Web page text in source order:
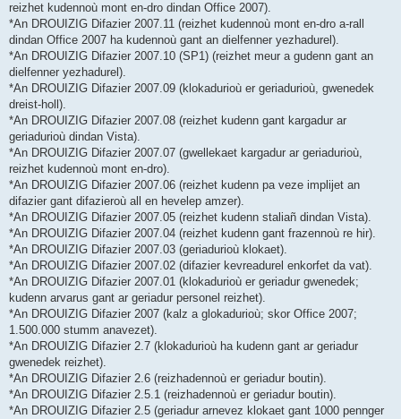
reizhet kudennoù mont en-dro dindan Office 2007).
*An DROUIZIG Difazier 2007.11 (reizhet kudennoù mont en-dro a-rall
dindan Office 2007 ha kudennoù gant an dielfenner yezhadurel).
*An DROUIZIG Difazier 2007.10 (SP1) (reizhet meur a gudenn gant an
dielfenner yezhadurel).
*An DROUIZIG Difazier 2007.09 (klokadurioù er geriadurioù, gwenedek
dreist-holl).
*An DROUIZIG Difazier 2007.08 (reizhet kudenn gant kargadur ar
geriadurioù dindan Vista).
*An DROUIZIG Difazier 2007.07 (gwellekaet kargadur ar geriadurioù,
reizhet kudennoù mont en-dro).
*An DROUIZIG Difazier 2007.06 (reizhet kudenn pa veze implijet an
difazier gant difazieroù all en hevelep amzer).
*An DROUIZIG Difazier 2007.05 (reizhet kudenn staliañ dindan Vista).
*An DROUIZIG Difazier 2007.04 (reizhet kudenn gant frazennoù re hir).
*An DROUIZIG Difazier 2007.03 (geriadurioù klokaet).
*An DROUIZIG Difazier 2007.02 (difazier kevreadurel enkorfet da vat).
*An DROUIZIG Difazier 2007.01 (klokadurioù er geriadur gwenedek;
kudenn arvarus gant ar geriadur personel reizhet).
*An DROUIZIG Difazier 2007 (kalz a glokadurioù; skor Office 2007;
1.500.000 stumm anavezet).
*An DROUIZIG Difazier 2.7 (klokadurioù ha kudenn gant ar geriadur
gwenedek reizhet).
*An DROUIZIG Difazier 2.6 (reizhadennoù er geriadur boutin).
*An DROUIZIG Difazier 2.5.1 (reizhadennoù er geriadur boutin).
*An DROUIZIG Difazier 2.5 (geriadur arnevez klokaet gant 1000 pennger